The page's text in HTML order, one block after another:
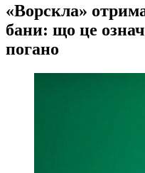
«Ворскла»
бани: що це
погано